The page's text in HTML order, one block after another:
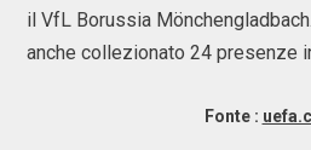
il VfL Borussia
anche collezionato 24 presenze
Fonte :